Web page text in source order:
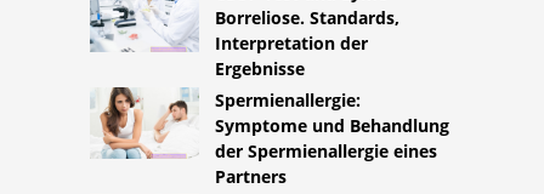
Borreliose. Standards,
Interpretation der
Ergebnisse
Spermienallergie:
Symptome und Behandlung
der Spermienallergie eines
Partners